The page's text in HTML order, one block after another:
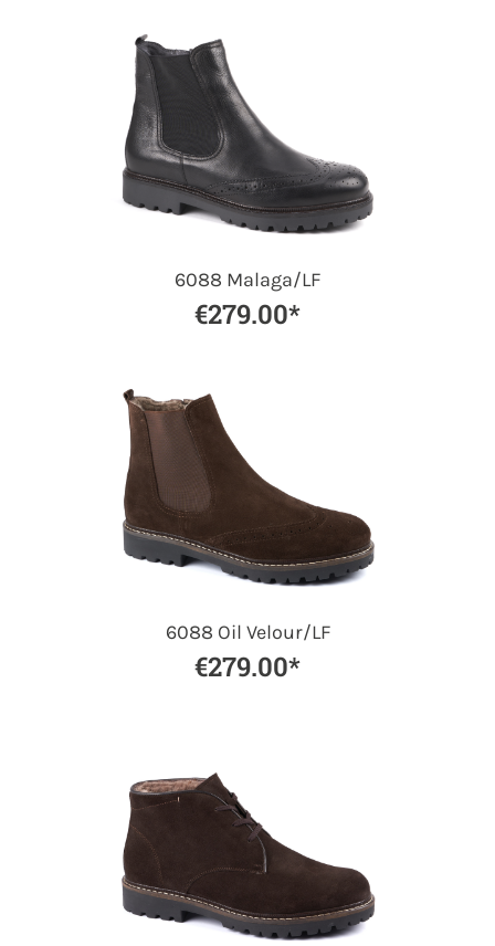
6088 Malaga/LF
€279.00*
6088 Oil Velour/LF
€279.00*